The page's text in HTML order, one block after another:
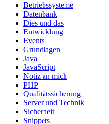
Betriebssysteme
Datenbank
Dies und das
Entwicklung
Events
Grundlagen
Java
JavaScript
Notiz an mich
PHP
Qualitätssicherung
Server und Technik
Sicherheit
Snippets